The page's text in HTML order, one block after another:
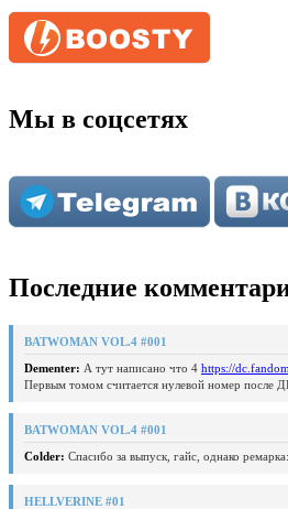
Мы в соцсетях
Последние
BATWOMAN VOL.4 #001
Dementer: А тут написано что 4 https://
Первым томом считается нулевой номер после
BATWOMAN VOL.4 #001
Colder: Спасибо за выпуск, гайс, однако
HELLVERINE #01